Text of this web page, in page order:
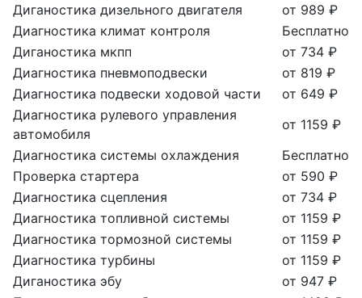
Диганостика дизельного двигателя
от 989 ₽
Диагностика климат контроля
Бесплатно
Диганостика мкпп
от 734 ₽
Диагностика пневмоподвески
от 819 ₽
Диагностика подвески ходовой части
от 649 ₽
Диагностика рулевого управления
автомобиля
от 1159 ₽
Диагностика системы охлаждения
Бесплатно
Проверка стартера
от 590 ₽
Диагностика сцепления
от 734 ₽
Диагностика топливной системы
от 1159 ₽
Диагностика тормозной системы
от 1159 ₽
Диагностика турбины
от 1159 ₽
Диганостика эбу
от 947 ₽